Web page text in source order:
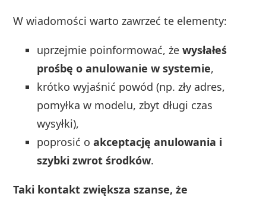
W wiadomości warto zawrzeć te elementy:
uprzejmie poinformować, żewysłałeś
prośbę o anulowanie w systemie,
krótko wyjaśnić powód (np. zły adres,
pomyłka w modelu, zbyt długi czas
wysyłki),
poprosić oakceptację anulowania i
szybki zwrot środków.
Taki kontakt zwiększa szanse, że